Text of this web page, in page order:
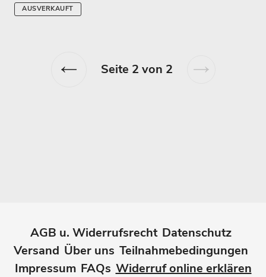
AUSVERKAUFT
VorherigeSeite 2 von 2
Nächste
AGB u. Widerrufsrecht Datenschutz
Versand Über uns Teilnahmebedingungen
Impressum FAQs Widerruf online erklären